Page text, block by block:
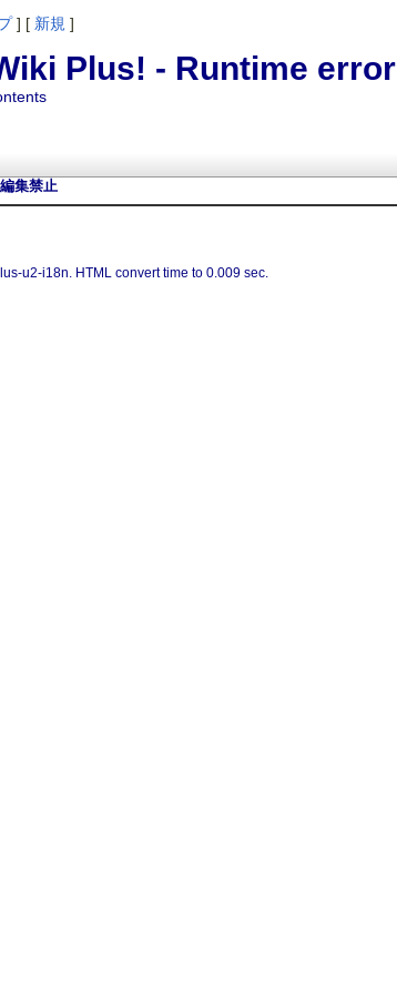
] [ 新規 ]
Plus! - Runtime error
集禁止
u2-i18n. HTML convert time to 0.009 sec.